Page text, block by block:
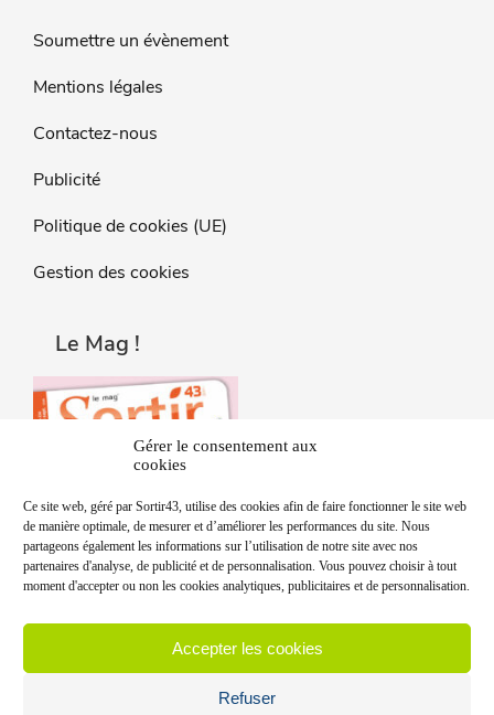
Gérer le consentement aux
cookies
Ce site web, géré par Sortir43, utilise des cookies afin de faire fonctionner le site web
de manière optimale, de mesurer et d’améliorer les performances du site. Nous
partageons également les informations sur l’utilisation de notre site avec nos
partenaires d'analyse, de publicité et de personnalisation. Vous pouvez choisir à tout
moment d'accepter ou non les cookies analytiques, publicitaires et de personnalisation.
Accepter les cookies
Refuser
Soumettre un évènement
Mentions légales
Contactez-nous
Publicité
Politique de cookies (UE)
Gestion des cookies
Le Mag !